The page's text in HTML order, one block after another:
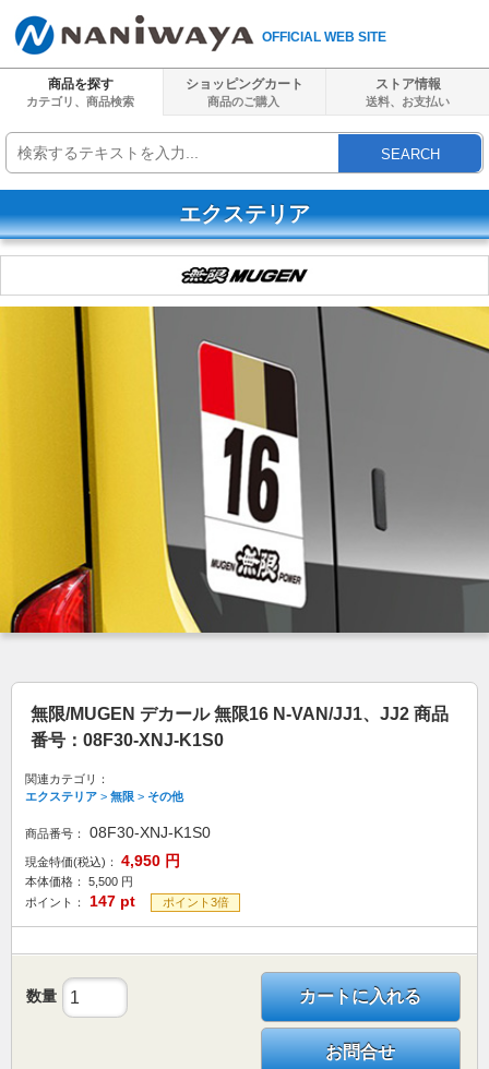
OFFICIAL WEB SITE
商品を探す
カテゴリ、商品検索
ショッピングカート
商品のご購入
ストア情報
送料、 お支払い
SEARCH
エクステリア
無限/MUGEN デカール 無限16 N-VAN/JJ1、JJ2 商品
番号：08F30-XNJ-K1S0
関連カテゴリ：
エクステリア > 無限 > その他
商品番号： 08F30-XNJ-K1S0
現金特価(税込)： 4,950 円
本体価格： 5,500 円
ポイント：
147 pt ポイント3倍
数量 カートに入れる
お問合せ